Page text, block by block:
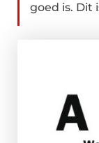
goed is. Dit